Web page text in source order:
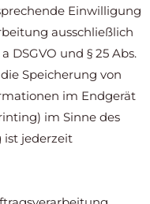
Einwilligung
ausschließlich
DSGVO und § 25 Abs.
Speicherung von
im Endgerät
im Sinne des
ist jederzeit